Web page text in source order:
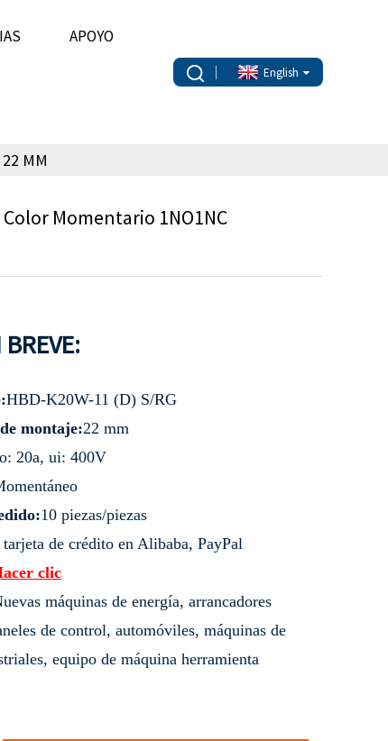
APOYO
English
MM
Momentario 1NO1NC
HBD-K20W-11 (D) S/RG
montaje:22 mm
20a, ui: 400V
10 piezas/piezas
de crédito en Alibaba, PayPal
clic
máquinas de energía, arrancadores
de control, automóviles, máquinas de
equipo de máquina herramienta